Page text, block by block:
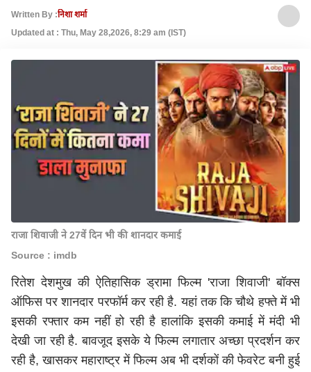
Written By :निशा शर्मा
Updated at : Thu, May 28,2026, 8:29 am (IST)
राजा शिवाजी ने 27वें दिन भी की शानदार कमाई
Source : imdb
रितेश देशमुख की ऐतिहासिक ड्रामा फिल्म 'राजा शिवाजी' बॉक्स
ऑफिस पर शानदार परफॉर्म कर रही है. यहां तक कि चौथे हफ्ते में भी
इसकी रफ्तार कम नहीं हो रही है हालांकि इसकी कमाई में मंदी भी
देखी जा रही है. बावजूद इसके ये फिल्म लगातार अच्छा प्रदर्शन कर
रही है, खासकर महाराष्ट्र में फिल्म अब भी दर्शकों की फेवरेट बनी हुई